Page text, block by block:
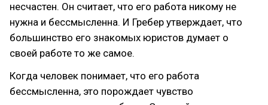
несчастен. Он считает, что его работа никому не
нужна и бессмысленна. И Гребер утверждает, что
большинство его знакомых юристов думает о
своей работе то же самое.
Когда человек понимает, что его работа
бессмысленна, это порождает чувство